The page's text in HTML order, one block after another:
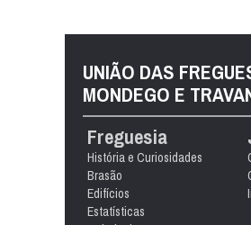
UNIÃO DAS
MONDEGO E
Freguesia
História e Curiosidades
Brasão
Edifícios
Estatísticas